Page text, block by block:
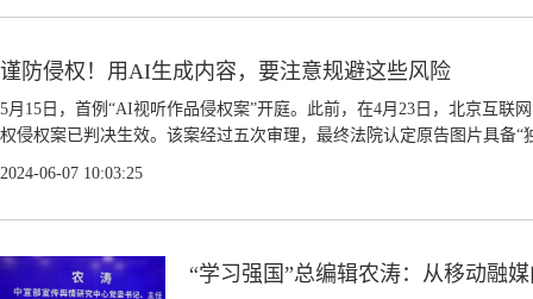
谨防侵权！用AI生成内容，要注意规避这些风险
5月15日，首例“AI视听作品侵权案”开庭。此前，在4月23日，北京互
权侵权案已判决生效。该案经过五次审理，最终法院认定原告图片具备“
2024-06-07 10:03:25
“学习强国”总编辑农涛：从移动融